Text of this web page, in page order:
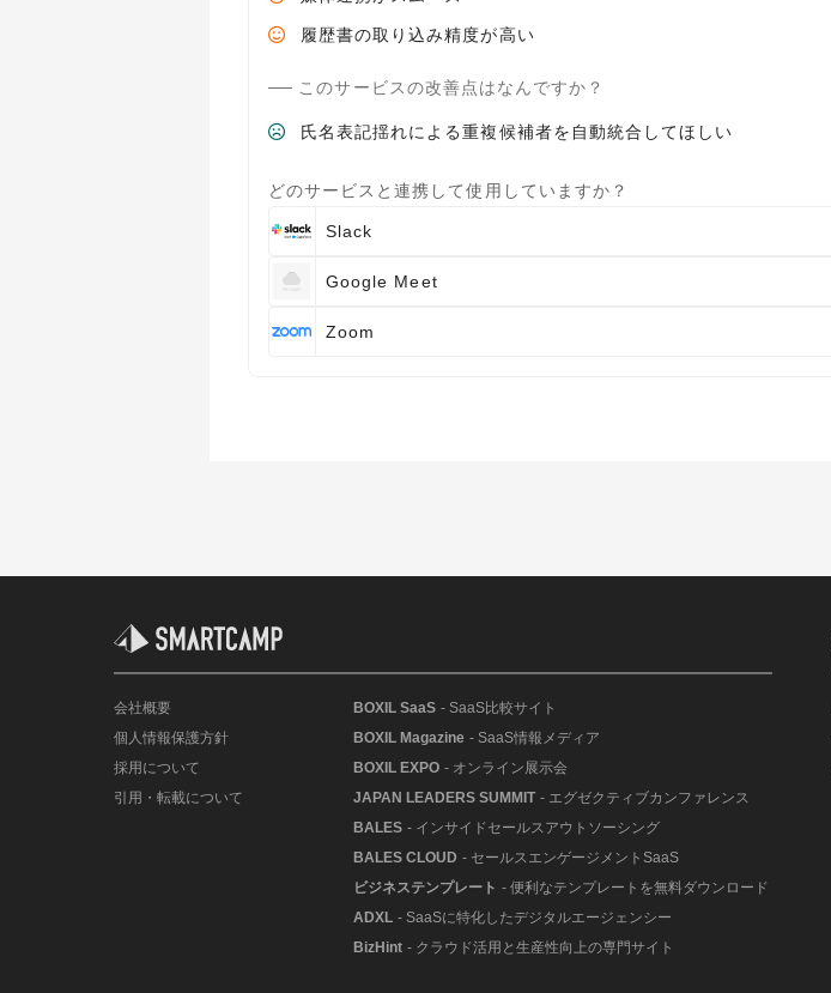
履歴書の取り込み精度が高い
このサービスの改善点はなんですか？
氏名表記揺れによる重複候補者を自動統合してほしい
どのサービスと連携して使用していますか？
Slack
Google Meet
Zoom
会社概要
個人情報保護方針
採用について
引用・転載について
BOXIL SaaS - SaaS比較サイト
BOXIL Magazine - SaaS情報メディア
BOXIL EXPO - オンライン展示会
JAPAN LEADERS SUMMIT - エグゼクティブカンファレンス
BALES - インサイドセールスアウトソーシング
BALES CLOUD - セールスエンゲージメントSaaS
ビジネステンプレート - 便利なテンプレートを無料ダウンロード
ADXL - SaaSに特化したデジタルエージェンシー
BizHint - クラウド活用と生産性向上の専門サイト